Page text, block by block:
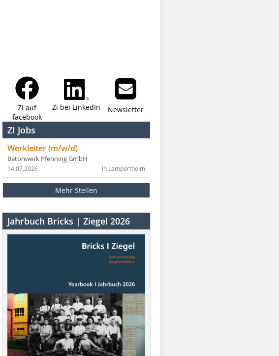
Zi auf
facebook
Zi bei LinkedIn Newsletter
ZI Jobs
Werkleiter (m/w/d)
Betonwerk Pfenning GmbH
in Lampertheim
14.07.2026
Mehr Stellen
Jahrbuch Bricks | Ziegel 2026